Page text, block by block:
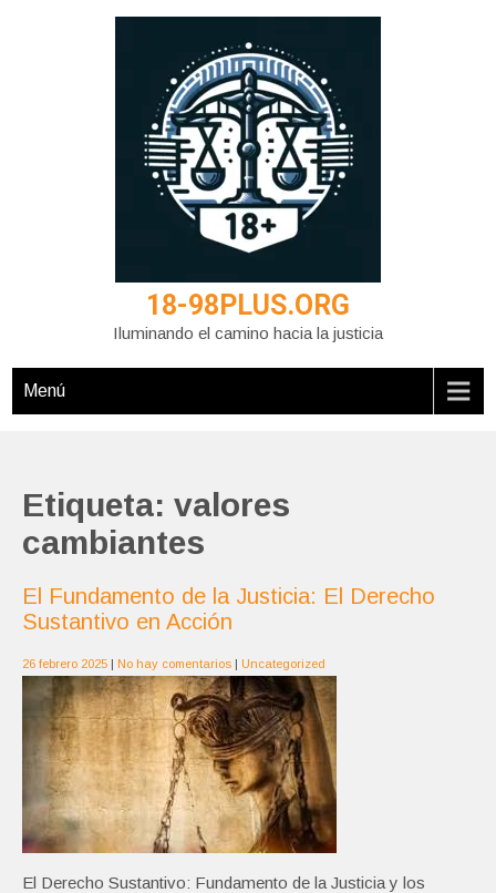
18-98PLUS.ORG
Iluminando el camino hacia la justicia
Menú
Etiqueta: valores
cambiantes
El Fundamento de la Justicia: El Derecho
Sustantivo en Acción
26 febrero 2025 | No hay comentarios | Uncategorized
El Derecho Sustantivo: Fundamento de la Justicia y los